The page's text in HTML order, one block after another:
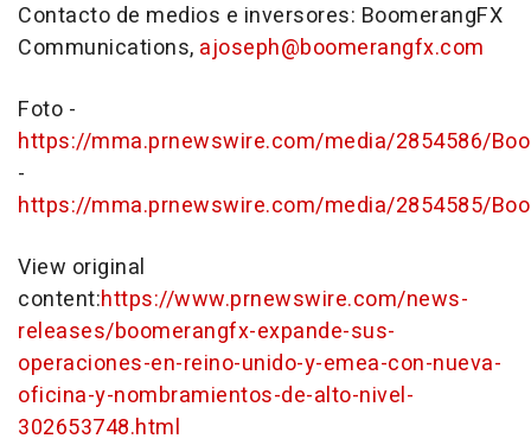
Contacto de medios e inversores: BoomerangFX
Communications, ajoseph@boomerangfx.com
Foto -
https://mma.prnewswire.com/media/2854586/
-
https://mma.prnewswire.com/media/2854585/
View original
content:https://www.prnewswire.com/news-
releases/boomerangfx-expande-sus-
operaciones-en-reino-unido-y-emea-con-nueva-
oficina-y-nombramientos-de-alto-nivel-
302653748.html